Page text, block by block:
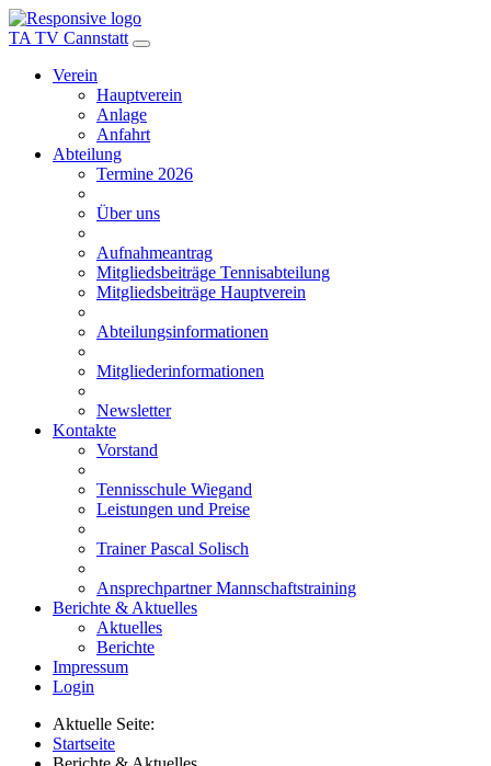
TA TV Cannstatt
Verein
Hauptverein
Anlage
Anfahrt
Abteilung
Termine 2026
Über uns
Aufnahmeantrag
Mitgliedsbeiträge Tennisabteilung
Mitgliedsbeiträge Hauptverein
Abteilungsinformationen
Mitgliederinformationen
Newsletter
Kontakte
Vorstand
Tennisschule Wiegand
Leistungen und Preise
Trainer Pascal Solisch
Ansprechpartner Mannschaftstraining
Berichte & Aktuelles
Aktuelles
Berichte
Impressum
Login
Aktuelle Seite:
Startseite